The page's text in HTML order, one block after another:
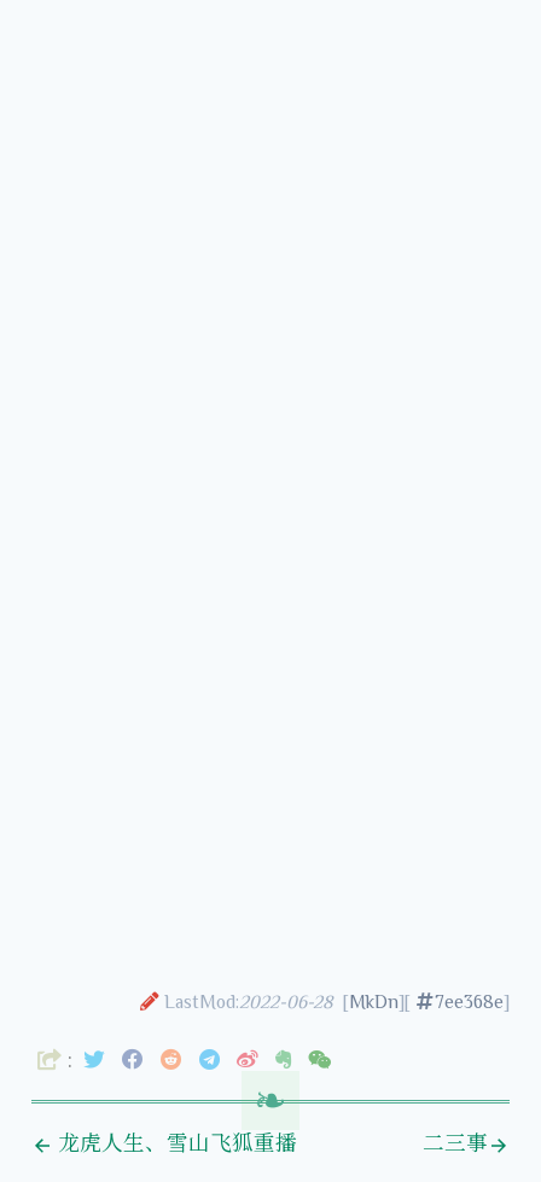
LastMod:2022-06-28[MkDn][ 7ee368e]
:
龙虎人生、雪山飞狐重播 二三事